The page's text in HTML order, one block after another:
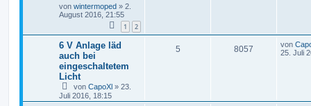
von wintermoped » 2.
August 2016, 21:55
1 2
6 V Anlage läd
auch bei
eingeschaltetem
Licht
von CapoXl » 23.
Juli 2016, 18:15
5 8057 von
25. Juli